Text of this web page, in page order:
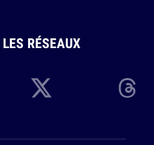
LES RÉSEAUX